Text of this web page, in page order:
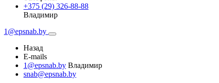
+375 (29) 326-88-88
Владимир
1@epsnab.by
Назад
E-mails
1@epsnab.by Владимир
snab@epsnab.by